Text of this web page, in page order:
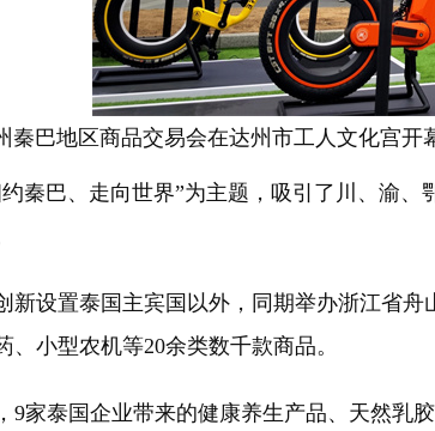
巴地区商品交易会在达州市工人文化宫开
巴、走向世界”为主题，吸引了川、渝、
置泰国主宾国以外，同期举办浙江省舟
小型农机等20余类数千款商品。
泰国企业带来的健康养生产品、天然乳胶